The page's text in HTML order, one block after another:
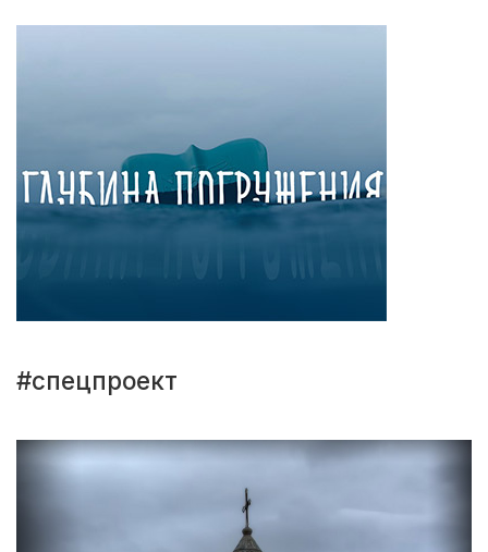
#спецпроект